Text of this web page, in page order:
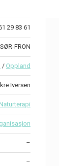
29 83 61
FRON
/ Oppland
Iversen
–
–